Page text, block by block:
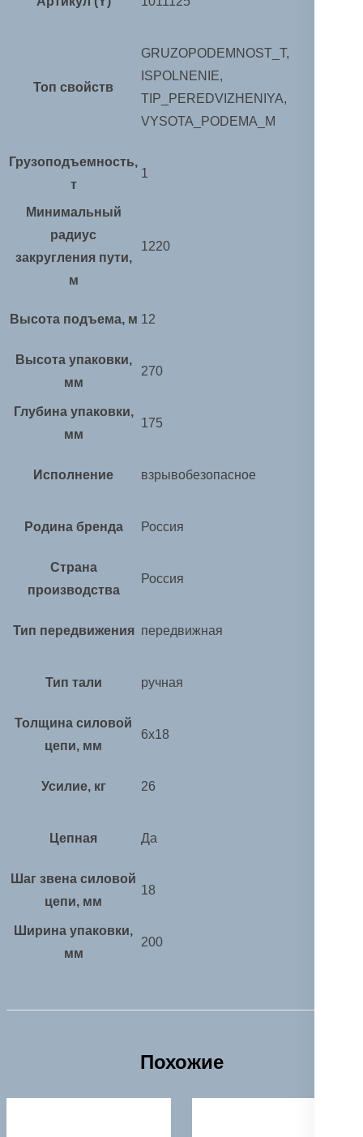
Топ свойств
GRUZOPODEMNOST_T,
ISPOLNENIE,
TIP_PEREDVIZHENIYA,
VYSOTA_PODEMA_M
Грузоподъемность,
т
1
Минимальный
радиус
закругления пути,
м
1220
Высота подъема, м 12
Высота упаковки,
мм
270
Глубина упаковки,
мм
175
Исполнение взрывобезопасное
Родина бренда Россия
Страна
производства
Россия
Тип передвижения передвижная
Тип тали ручная
Толщина силовой
цепи, мм
6х18
Усилие, кг 26
Цепная Да
Шаг звена силовой
цепи, мм
18
Ширина упаковки,
мм
200
Похожие